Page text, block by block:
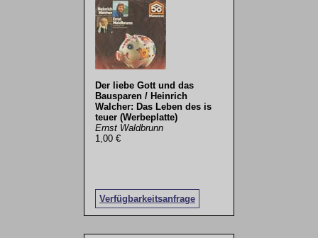
Der liebe Gott und das
Bausparen / Heinrich
Walcher: Das Leben des is
teuer (Werbeplatte)
Ernst Waldbrunn
1,00 €
Verfügbarkeitsanfrage